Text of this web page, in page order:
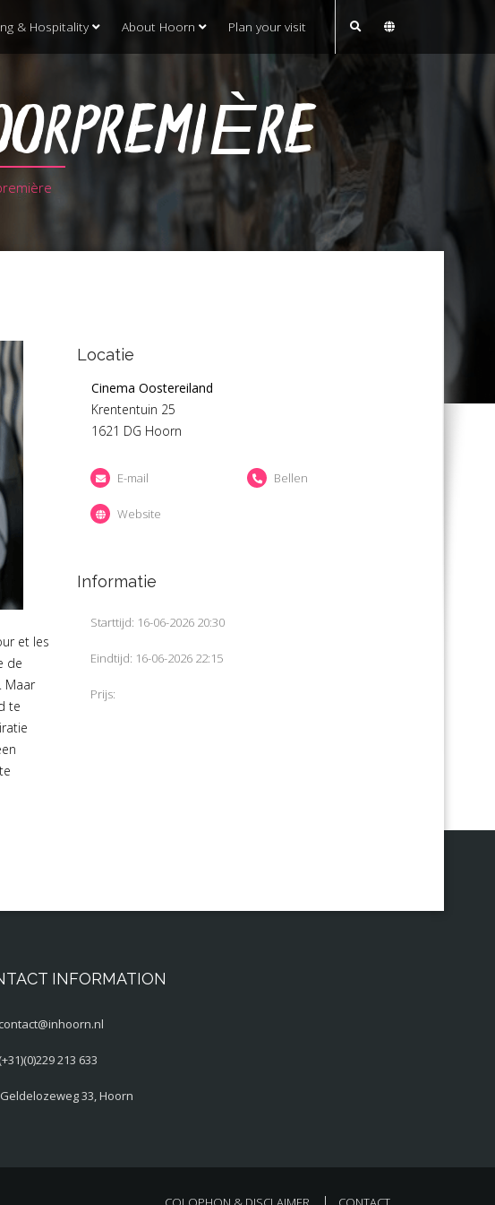
& Hospitality About Hoorn Plan your visit
et les
de
Maar
te
Locatie
Cinema Oostereiland
Krententuin 25
1621 DG Hoorn
E-mail Bellen
Website
Informatie
Starttijd: 16-06-2026 20:30
Eindtijd: 16-06-2026 22:15
Prijs:
INFORMATION
contact@inhoorn.nl
(+31)(0)229 213 633
Geldelozeweg 33, Hoorn